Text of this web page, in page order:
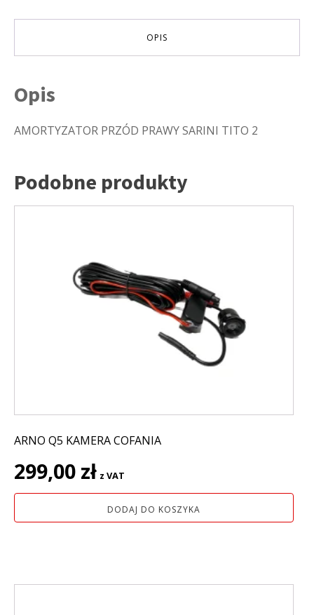
2
OPIS
Opis
AMORTYZATOR PRZÓD PRAWY SARINI TITO 2
Podobne produkty
ARNO Q5 KAMERA COFANIA
299,00 zł z VAT
DODAJ DO KOSZYKA